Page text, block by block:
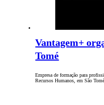
Vantagem+
Tomé
Empresa de formação para
Recursos Humanos, em São